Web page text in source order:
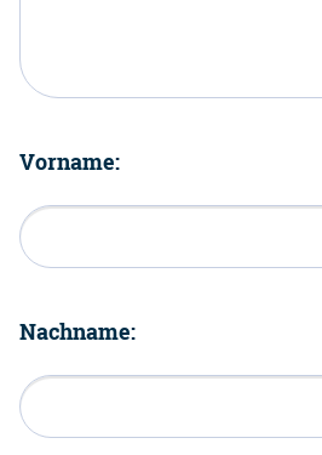
Vorname:
Nachname: